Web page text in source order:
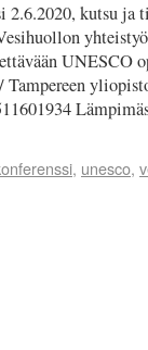
2.6.2020, kutsu ja
UNESCO
, unesco,